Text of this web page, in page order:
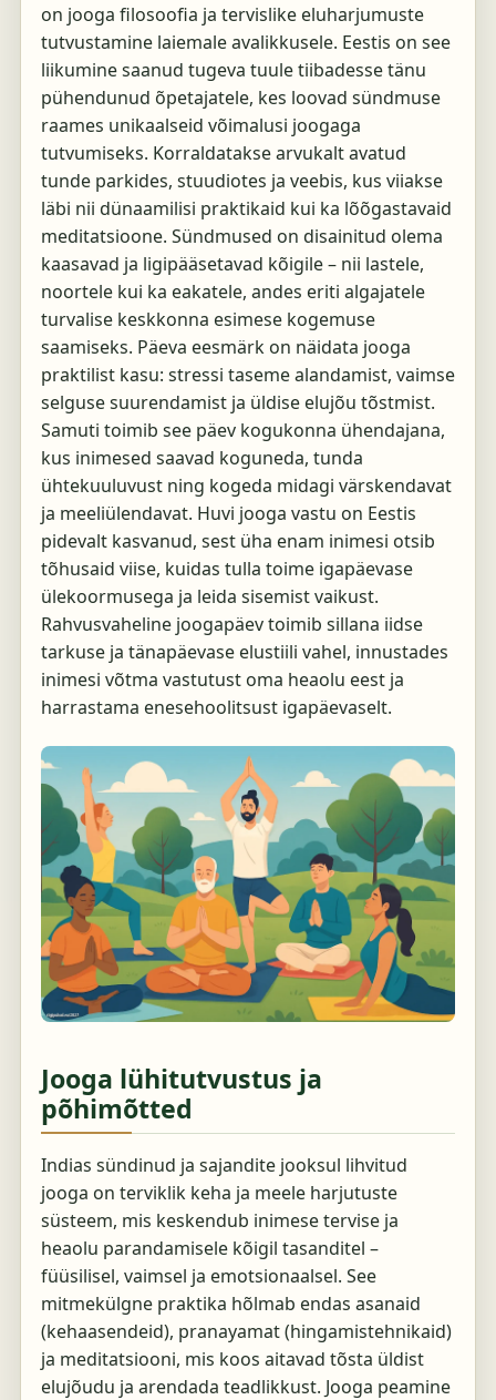
on jooga filosoofia ja tervislike eluharjumuste
tutvustamine laiemale avalikkusele. Eestis on see
liikumine saanud tugeva tuule tiibadesse tänu
pühendunud õpetajatele, kes loovad sündmuse
raames unikaalseid võimalusi joogaga
tutvumiseks. Korraldatakse arvukalt avatud
tunde parkides, stuudiotes ja veebis, kus viiakse
läbi nii dünaamilisi praktikaid kui ka lõõgastavaid
meditatsioone. Sündmused on disainitud olema
kaasavad ja ligipääsetavad kõigile – nii lastele,
noortele kui ka eakatele, andes eriti algajatele
turvalise keskkonna esimese kogemuse
saamiseks. Päeva eesmärk on näidata jooga
praktilist kasu: stressi taseme alandamist, vaimse
selguse suurendamist ja üldise elujõu tõstmist.
Samuti toimib see päev kogukonna ühendajana,
kus inimesed saavad koguneda, tunda
ühtekuuluvust ning kogeda midagi värskendavat
ja meeliülendavat. Huvi jooga vastu on Eestis
pidevalt kasvanud, sest üha enam inimesi otsib
tõhusaid viise, kuidas tulla toime igapäevase
ülekoormusega ja leida sisemist vaikust.
Rahvusvaheline joogapäev toimib sillana iidse
tarkuse ja tänapäevase elustiili vahel, innustades
inimesi võtma vastutust oma heaolu eest ja
harrastama enesehoolitsust igapäevaselt.
Jooga lühitutvustus ja
põhimõtted
Indias sündinud ja sajandite jooksul lihvitud
jooga on terviklik keha ja meele harjutuste
süsteem, mis keskendub inimese tervise ja
heaolu parandamisele kõigil tasanditel –
füüsilisel, vaimsel ja emotsionaalsel. See
mitmekülgne praktika hõlmab endas asanaid
(kehaasendeid), pranayamat (hingamistehnikaid)
ja meditatsiooni, mis koos aitavad tõsta üldist
elujõudu ja arendada teadlikkust. Jooga peamine